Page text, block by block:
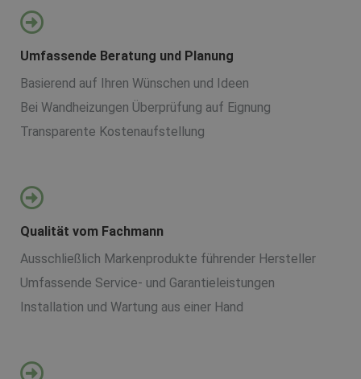
Umfassende Beratung und Planung
Basierend auf Ihren Wünschen und Ideen
Bei Wandheizungen Überprüfung auf Eignung
Transparente Kostenaufstellung
Qualität vom Fachmann
Ausschließlich Markenprodukte führender Hersteller
Umfassende Service- und Garantieleistungen
Installation und Wartung aus einer Hand